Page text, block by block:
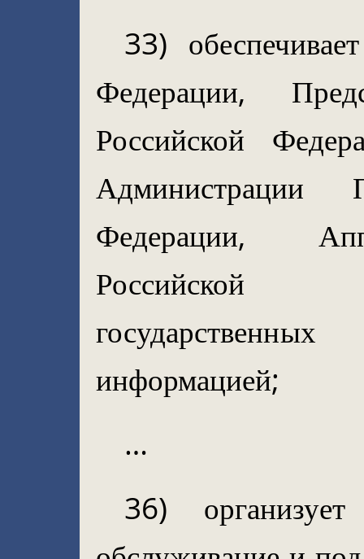
33)
Федерации,
Российской
Администрации
Федерации,
Российской
информацией;
…
36) организует